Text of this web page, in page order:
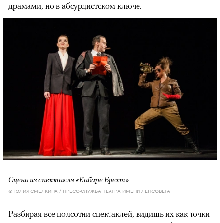
драмами, но в абсурдистском ключе.
Сцена из спектакля «Кабаре Брехт»
© ЮЛИЯ СМЕЛКИНА / ПРЕСС-СЛУЖБА ТЕАТРА ИМЕНИ ЛЕНСОВЕТА
Разбирая все полсотни спектаклей, видишь их как точки